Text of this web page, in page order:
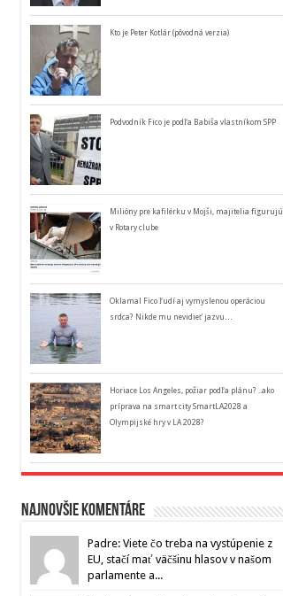
Kto je Peter Kotlár (pôvodná verzia)
Podvodník Fico je podľa Babiša vlastníkom SPP
Milióny pre kafilérku v Mojši, majitelia figurujú
v Rotary clube
Oklamal Fico ľudí aj vymyslenou operáciou
srdca? Nikde mu nevidieť jazvu…
Horiace Los Angeles, požiar podľa plánu? ..ako
príprava na smart city SmartLA2028 a
Olympijské hry v LA 2028?
Najnovšie komentáre
Padre: Viete čo treba na vystúpenie z
EU, stačí mať väčšinu hlasov v našom
parlamente a...